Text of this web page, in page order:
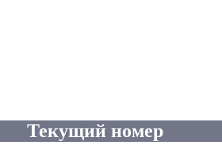
Текущий номер